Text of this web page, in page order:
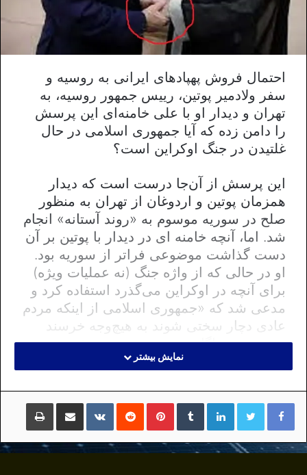
احتمال فروش پهپاد‌های ایرانی به روسیه و
سفر ولادمیر پوتین، رییس جمهور روسیه، به
تهران و دیدار او با علی خامنه‌ای این پرسش
را دامن زده که آیا جمهوری اسلامی در حال
غلتیدن در جنگ اوکراین است؟
این پرسش از آن‌جا درست است که دیدار
همزمان پوتین و اردوغان از تهران به منظور
صلح در سوریه موسوم به «روند آستانه» انجام
شد. اما، آنچه خامنه ای در دیدار با پوتین بر آن
دست گذاشت موضوعی فراتر از سوریه بود.
او در حالی که از واژه جنگ (نه عملیات ویژه)
برای آنچه در اوکراین می‌گذرد استفاده کرد و
مدعی شد که «جمهوری اسلامی از اینکه مردم
عادی دچار سختی شوند به هیچ‌وجه خرسند
نیست»، به ناگاه در حضور پوتین، مشروعیت
جنگ اوکراین را مورد تایید قرار داد. او تا آنجا
اقدامی «پیش‌دستانه» دانست و با توصیف ناتو
به عنوان «موجودی خطرناک»، به پوتین گفت
که اگر او در اوکراین «ابتکار عمل» را در
دست نمی‌گرفت «طرف مقابل با ابتکار خود
نمایش بیشتر
لینکداینتامبلر پینتریستReddit
VKontakte
اشتراک گذاری با ایمیل چاپ